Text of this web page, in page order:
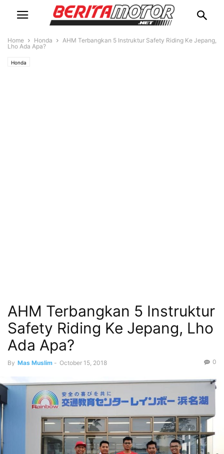
Home Honda
AHM Terbangkan 5 Instruktur Safety Riding Ke Jepang,
Lho Ada Apa?
Honda
AHM Terbangkan 5 Instruktur
Safety Riding Ke Jepang, Lho
Ada Apa?
By Mas Muslim - October 15, 2018 0